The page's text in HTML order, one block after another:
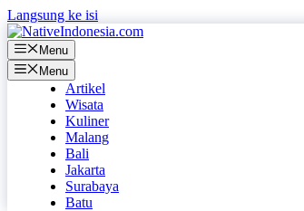
Langsung ke isi
Menu
Menu
Artikel
Wisata
Kuliner
Malang
Bali
Jakarta
Surabaya
Batu